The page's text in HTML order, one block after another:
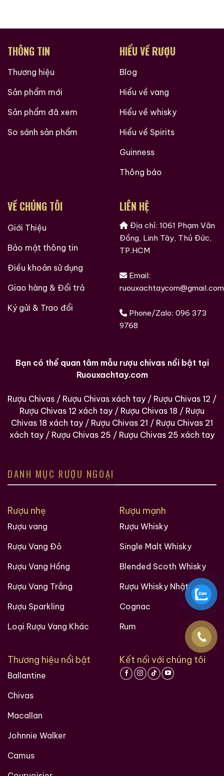
THÔNG TIN
Thương hiệu
Sản phẩm mới
Sản phẩm đã xem
So sánh sản phẩm
HIỂU VỀ RƯỢU
Blog
Hiểu về vang
Hiểu về whisky
Hiểu về Spirits
Guinness
Thông báo
VỀ CHÚNG TÔI
Giới Thiệu
Bảo mật thông tin
Điều khoản sử dụng
Giao hàng & Đổi trả
Ký gửi & Trao đổi
LIÊN HỆ
Địa chỉ: 1061 Phạm Văn
Đồng, Linh Tây, Thủ Đức,
TP.HCM
Email:
ruouxachtaycom@gmail.com
Phone/Zalo: 096 373
9768
Bạn có thể quan tâm mẫu rượu chivas nổi bật tại
Ruouxachtay.com
Rượu Chivas / Rượu Chivas xách tay / Rượu Chivas 12 /
Rượu Chivas 12 xách tay / Rượu Chivas 18 / Rượu
Chivas 18 xách tay / Rượu Chivas 21 / Rượu Chivas 21
xách tay / Rượu Chivas 25 / Rượu Chivas 25 xách tay
DANH MỤC RƯỢU NGOẠI
Rượu nhẹ
Rượu vang
Rượu Vang Đỏ
Rượu Vang Hồng
Rượu Vang Trắng
Rượu Sparkling
Loại Rượu Vang Khác
Rượu mạnh
Rượu Whisky
Single Malt Whisky
Blended Scoth Whisky
Rượu Whisky Nhật
Cognac
Rum
Thương hiệu nổi bật
Ballantine
Chivas
Macallan
Johnnie Walker
Camus
Kết nối với chúng tôi